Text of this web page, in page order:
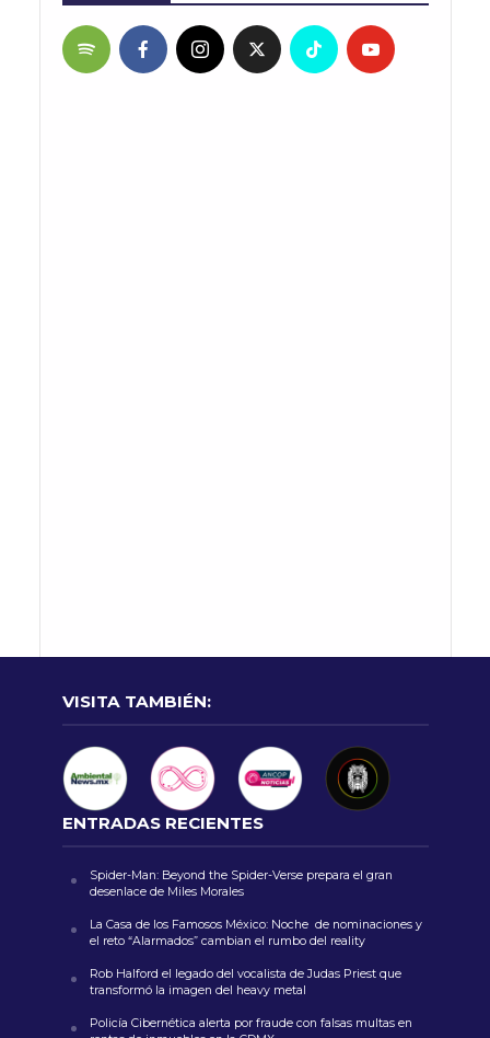
VISITA TAMBIÉN:
ENTRADAS RECIENTES
Spider-Man: Beyond the Spider-Verse prepara el gran
desenlace de Miles Morales
La Casa de los Famosos México: Noche de nominaciones y
el reto “Alarmados” cambian el rumbo del reality
Rob Halford el legado del vocalista de Judas Priest que
transformó la imagen del heavy metal
Policía Cibernética alerta por fraude con falsas multas en